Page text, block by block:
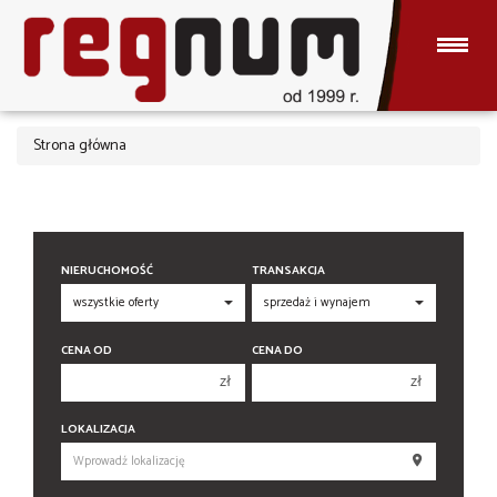
Strona główna
NIERUCHOMOŚĆ TRANSAKCJA
CENA OD
zł
250 000 zł
CENA DO
zł
250 000 zł
LOKALIZACJA